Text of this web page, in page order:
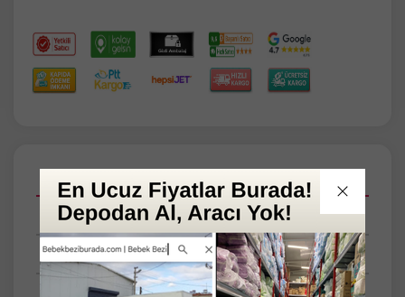
Taksit Seçenekleri
Tüm Yorumlar
Tüm Sorular